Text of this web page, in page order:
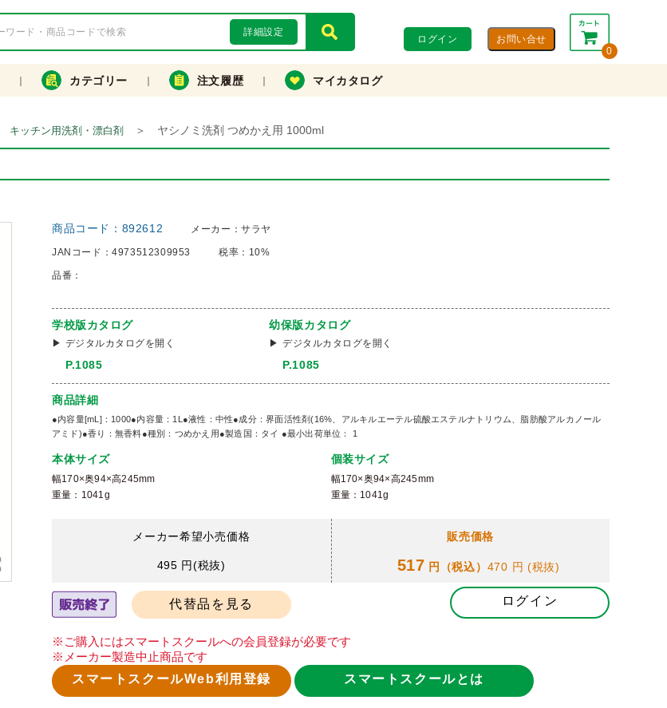
詳細設定
ログイン
0
合計： 0円
カートを見る・注文する
カテゴリー 注文履歴 マイカタログ
キッチン用洗剤・漂白剤 ＞ ヤシノミ洗剤 つめかえ用 1000ml
商品コード： 892612 メーカー：サラヤ
JANコード：4973512309953 税率： 10%
品番：
学校版カタログ
デジタルカタログを開く
P.1085
幼保版カタログ
デジタルカタログを開く
P.1085
商品詳細
●内容量[mL]：1000●内容量：1L●液性：中性●成分：界面活性剤(16%、アルキルエーテル硫酸エステルナトリウム、脂肪酸アルカノール
アミド)●香り：無香料●種別：つめかえ用●製造国：タイ ●最小出荷単位： 1
本体サイズ
幅170×奥94×高245mm
重量：1041g
個装サイズ
幅170×奥94×高245mm
重量：1041g
メーカー希望小売価格
495 円(税抜)
販売価格
517 円（税込） 470 円 (税抜)
ログイン
代替品を見る
※ご購入にはスマートスクールへの会員登録が必要です
※メーカー製造中止商品です
スマートスクールWeb利用登録
スマートスクールとは